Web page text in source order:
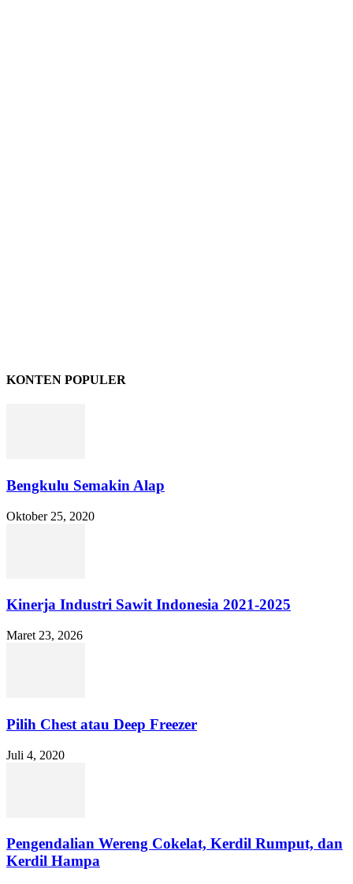
KONTEN POPULER
Bengkulu Semakin Alap
Oktober 25, 2020
Kinerja Industri Sawit Indonesia 2021-2025
Maret 23, 2026
Pilih Chest atau Deep Freezer
Juli 4, 2020
Pengendalian Wereng Cokelat, Kerdil Rumput, dan
Kerdil Hampa